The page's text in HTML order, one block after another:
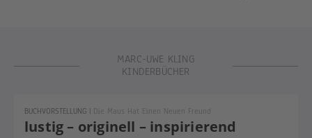
MARC-UWE KLING
KINDERBÜCHER
lustig – originell – inspirierend
BUCHVORSTELLUNG | Die Maus Hat Einen Neuen Freund